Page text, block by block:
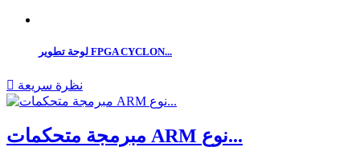
لوحة تطوير FPGA CYCLON...
 نظرة سريعة
مبرمجة متحكمات ARM نوع...